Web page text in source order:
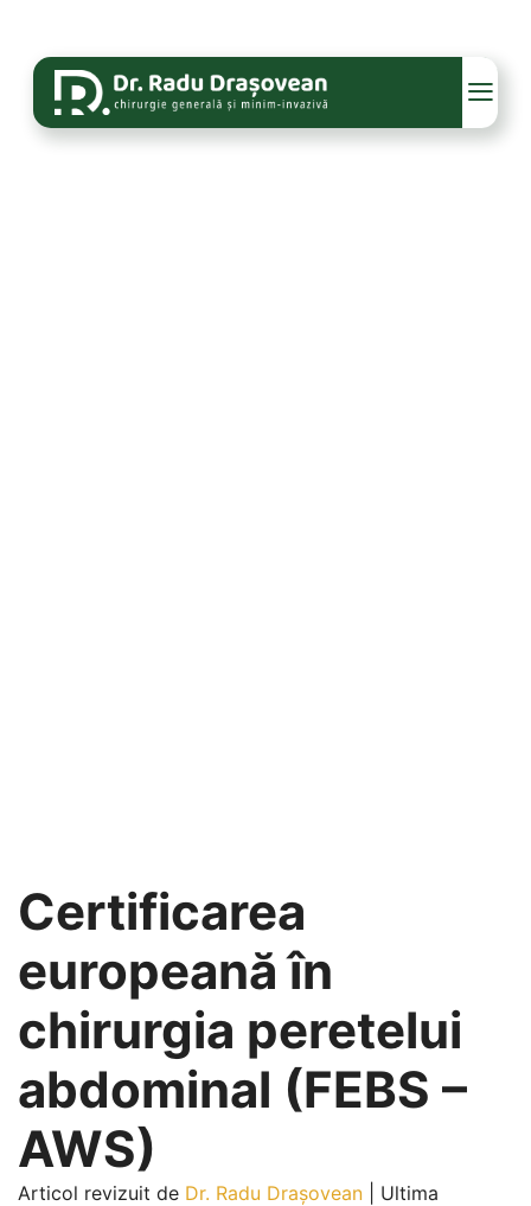
Certificarea
europeană în
chirurgia peretelui
abdominal (FEBS –
AWS)
Articol revizuit de Dr. Radu Drașovean
Ultima